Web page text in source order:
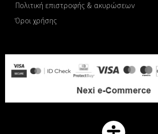
Πολιτική επιστροφής & ακυρώσεων
Όροι χρήσης